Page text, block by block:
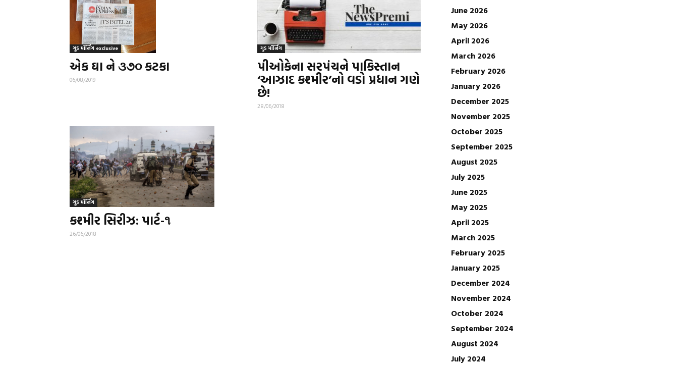
ગુડ મૉર્નિંગ exclusive
એક ઘા ને ૩૭૦ કટકા
06/08/2019
ગુડ મૉર્નિંગ
પીઓકેના સરપંચને પાકિસ્તાન
‘આઝાદ કશ્મીર’નો વડો પ્રધાન ગણે
છે!
28/06/2018
ગુડ મૉર્નિંગ
કશ્મીર સિરીઝ: પાર્ટ-૧
26/06/2018
June 2026
May 2026
April 2026
March 2026
February 2026
January 2026
December 2025
November 2025
October 2025
September 2025
August 2025
July 2025
June 2025
May 2025
April 2025
March 2025
February 2025
January 2025
December 2024
November 2024
October 2024
September 2024
August 2024
July 2024